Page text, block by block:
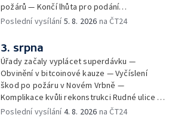
požárů — Končí lhůta pro podání
kandidátních listin — Končí lhůta pro podání
rozsudek v lihové kauze — Výročí
zavraždění Václava III. v Olomouci — Těžba
unikátní rašeliny pro lázně v Karlově
Studánce — Výběr ze sociálních sítí ČT —
Nový program pro léčbu obezity —
Olomoucké (nejen) shakespearovské léto
Poslední vysílání5. 8. 2026 na ČT24
3. srpna
Úřady začaly vyplácet superdávku —
Obvinění v bitcoinové kauze — Vyčíslení
škod po požáru v Novém Vrbně —
Komplikace kvůli rekonstrukci Rudné ulice —
Nárůst zájmu o klimatizace — Výluka vlaků
Poslední vysílání4. 8. 2026 na ČT24